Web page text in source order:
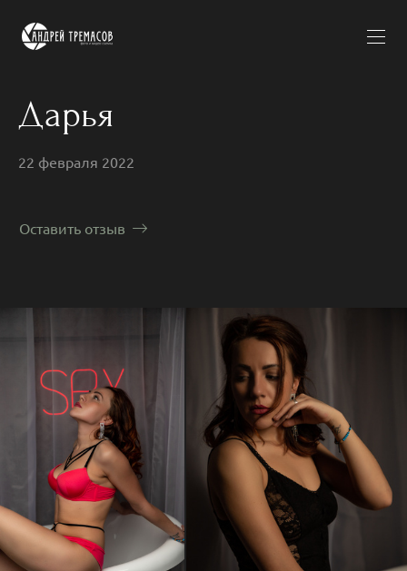
Дарья
22 февраля 2022
Оставить отзыв